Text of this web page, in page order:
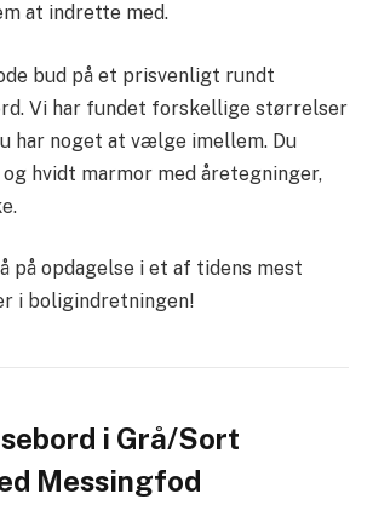
at indrette med.
bud på et prisvenligt rundt
Vi har fundet forskellige størrelser
har noget at vælge imellem. Du
hvidt marmor med åretegninger,
på opdagelse i et af tidens mest
i boligindretningen!
i Grå/Sort
Messingfod